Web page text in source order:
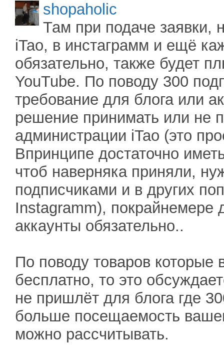
shopaholic
Там при подаче заявки,
iTao, в инстаграмм и ещё
обязательно, также будет
YouTube. По поводу 300
требование для блога или
решение принимать или не
администрации iTao (это
Впринципе достаточно
чтоб наверняка приняли,
подписчиками и в других
Instagramm), покрайнемере
аккаунты обязательно..
По поводу товаров которые
бесплатно, то это
не пришлёт для блога где
больше посещаемость
можно рассчитывать.